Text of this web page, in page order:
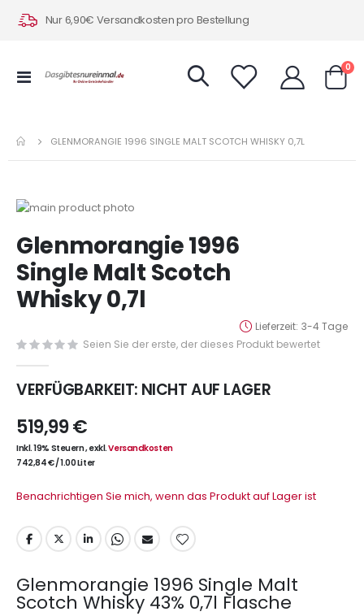
Nur 6,90€ Versandkosten pro Bestellung
Navigation
0
GLENMORANGIE 1996 SINGLE MALT SCOTCH WHISKY 0,7L
Zum
der
Bildergalerie
springen
Anfang
der
Bildergalerie
springen
Glenmorangie 1996
Single Malt Scotch
Whisky 0,7l
Lieferzeit 3-4 Tage
Seien Sie der erste, der dieses Produkt bewertet
VERFÜGBARKEIT: NICHT AUF LAGER
519,99 €
Inkl. 19% Steuern,exkl.Versandkosten
742,84 €/1.00 Liter
Benachrichtigen Sie mich, wenn das Produkt auf Lager ist
Glenmorangie 1996 Single Malt
Scotch Whisky 43% 0,7l Flasche